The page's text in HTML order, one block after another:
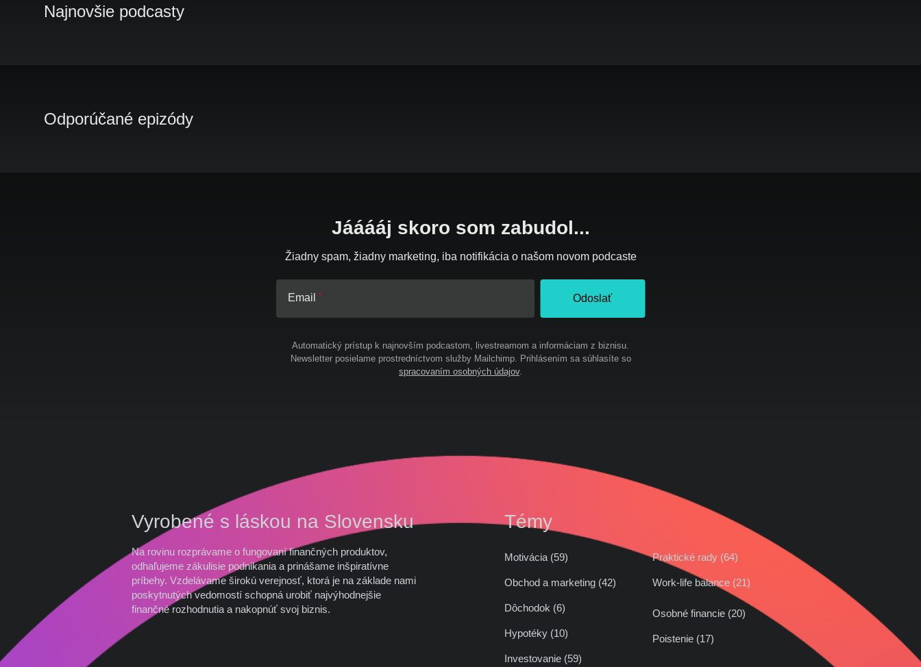
Najnovšie podcasty
Odporúčané epizódy
Jááááj skoro som zabudol...
Žiadny spam, žiadny marketing, iba notifikácia o našom novom podcaste
Email Odoslať
Automatický prístup k najnovším podcastom, livestreamom a informáciam z biznisu.
Newsletter posielame prostredníctvom služby Mailchimp. Prihlásením sa súhlasíte so
spracovaním osobných údajov.
Vyrobené s láskou na Slovensku
Na rovinu rozprávame o fungovaní finančných produktov,
odhaľujeme zákulisie podnikania a prinášame inšpiratívne
príbehy. Vzdelávame širokú verejnosť, ktorá je na základe nami
poskytnutých vedomostí schopná urobiť najvýhodnejšie
finančné rozhodnutia a nakopnúť svoj biznis.
Témy
Motivácia (59)
Obchod a marketing (42)
Praktické rady (64)
Work-life balance (21)
Dôchodok (6)
Hypotéky (10)
Investovanie (59)
Osobné financie (20)
Poistenie (17)